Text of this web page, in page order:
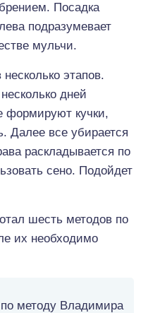
Посадка
подразумевает
мульчи.
этапов.
дней
формируют кучки,
Далее все убирается
раскладывается по
сено. Подойдет
шесть методов по
их необходимо
методу Владимира